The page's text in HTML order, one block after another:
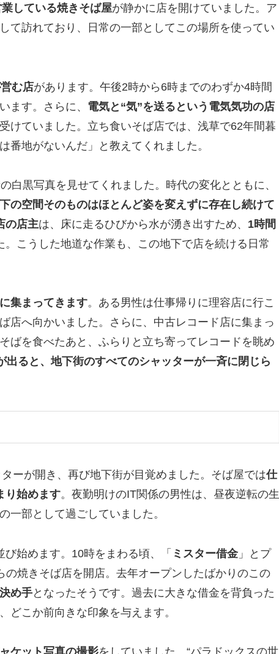
している焼きそば屋が静かに店を開けていました。ア
て訪れており、日常の一部としてこの場所を使ってい
む店があります。午後2時から6時までのわずか4時間
ます。さらに、 電気と“気”を送るという電気気功の店
けていました。立ち食いそば店では、浅草で62年間暮
番地がないんだ」と教えてくれました。
白黒写真を見せてくれました。時代の変化とともに、
の空間そのものはほとんど姿を変えずに存在し続けて
の店主は、床に走るひびから水が湧き出すため、 1時間
。こうした地道な作業も、この地下で店を続ける日常
集まってきます。ある男性は仕事帰りに理容店に行こ
店へ向かいました。さらに、中古レコード店に集まっ
ばを食べたあと、ふらりと立ち寄ってレコードを眺め
出ると、地下街のすべてのシャッターが一斉に閉じら
ーが開き、再び地下街が目覚めました。そば屋では仕
り始めます。夜勤明けのIT関係の男性は、昼夜逆転の生
一部として過ごしていました。
始めます。10時をまわる頃、「 ミスター借金 」とプ
の焼きそば店を開店。去年オープンしたばかりのこの
め手となったそうです。過去に大きな借金を背負った
どこか前向きな印象を与えます。